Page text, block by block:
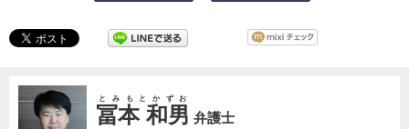
冨本 和男
とみもとかずお
弁護士